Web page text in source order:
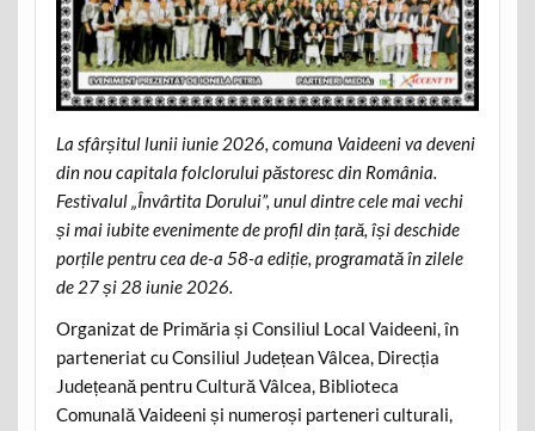
La sfârșitul lunii iunie 2026, comuna Vaideeni va deveni
din nou capitala folclorului păstoresc din România.
Festivalul „Învârtita Dorului”, unul dintre cele mai vechi
și mai iubite evenimente de profil din țară, își deschide
porțile pentru cea de-a 58-a ediție, programată în zilele
de 27 și 28 iunie 2026.
Organizat de Primăria și Consiliul Local Vaideeni, în
parteneriat cu Consiliul Județean Vâlcea, Direcția
Județeană pentru Cultură Vâlcea, Biblioteca
Comunală Vaideeni și numeroși parteneri culturali,